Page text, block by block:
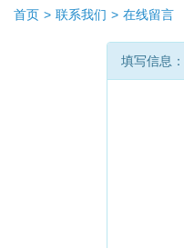
首页 联系我们 在线留言
填写信息：